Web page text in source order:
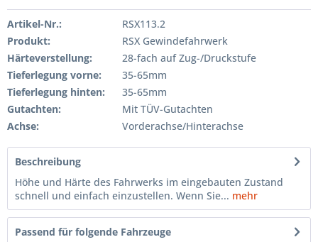
Artikel-Nr.:
RSX113.2
Produkt:
RSX Gewindefahrwerk
Härteverstellung:
28-fach auf Zug-/Druckstufe
Tieferlegung vorne:
35-65mm
Tieferlegung hinten:
35-65mm
Gutachten:
Mit TÜV-Gutachten
Achse:
Vorderachse/Hinterachse
Beschreibung
Höhe und Härte des Fahrwerks im eingebauten Zustand
schnell und einfach einzustellen. Wenn Sie... mehr
Passend für folgende Fahrzeuge